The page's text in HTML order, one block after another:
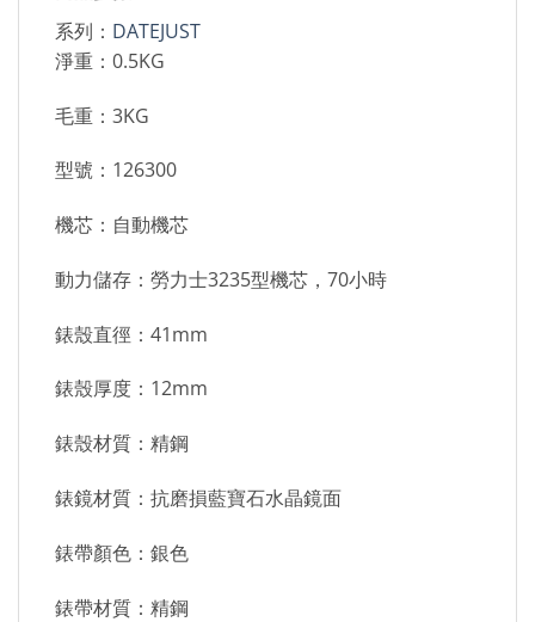
系列： DATEJUST
淨重：0.5KG
毛重：3KG
型號：126300
機芯：自動機芯
動力儲存：勞力士3235型機芯，70小時
錶殼直徑：41mm
錶殼厚度：12mm
錶殼材質：精鋼
錶鏡材質：抗磨損藍寶石水晶鏡面
錶帶顏色：銀色
錶帶材質：精鋼